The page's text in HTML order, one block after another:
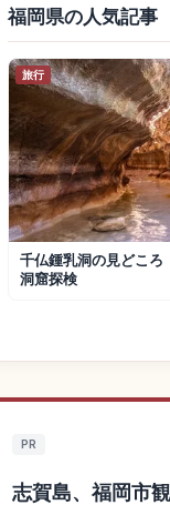
福岡県の人気記事
旅行
千仏鍾乳洞の見どころ
洞窟探検
PR
志賀島、福岡市